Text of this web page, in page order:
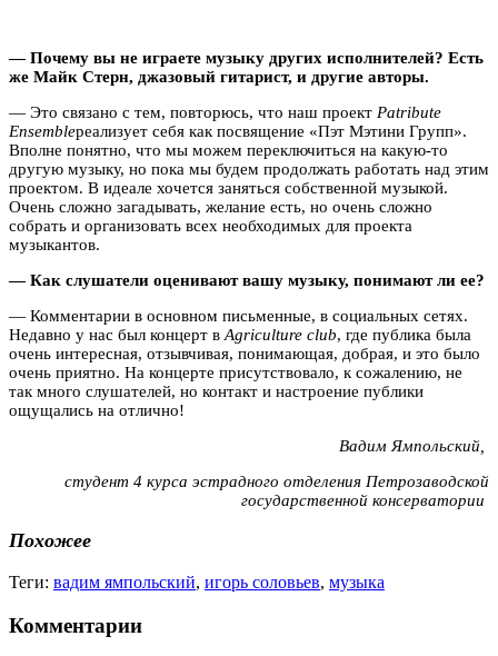
— Почему вы не играете музыку других исполнителей? Есть
же Майк Стерн, джазовый гитарист, и другие авторы.
— Это связано с тем, повторюсь, что наш проект Patribute
Ensembleреализует себя как посвящение «Пэт Мэтини Групп».
Вполне понятно, что мы можем переключиться на какую-то
другую музыку, но пока мы будем продолжать работать над этим
проектом. В идеале хочется заняться собственной музыкой.
Очень сложно загадывать, желание есть, но очень сложно
собрать и организовать всех необходимых для проекта
музыкантов.
— Как слушатели оценивают вашу музыку, понимают ли ее?
— Комментарии в основном письменные, в социальных сетях.
Недавно у нас был концерт в Agriculture club, где публика была
очень интересная, отзывчивая, понимающая, добрая, и это было
очень приятно. На концерте присутствовало, к сожалению, не
так много слушателей, но контакт и настроение публики
ощущались на отлично!
Вадим Ямпольский,
студент 4 курса эстрадного отделения Петрозаводской
государственной консерватории
Похожее
Теги: вадим ямпольский, игорь соловьев, музыка
Комментарии